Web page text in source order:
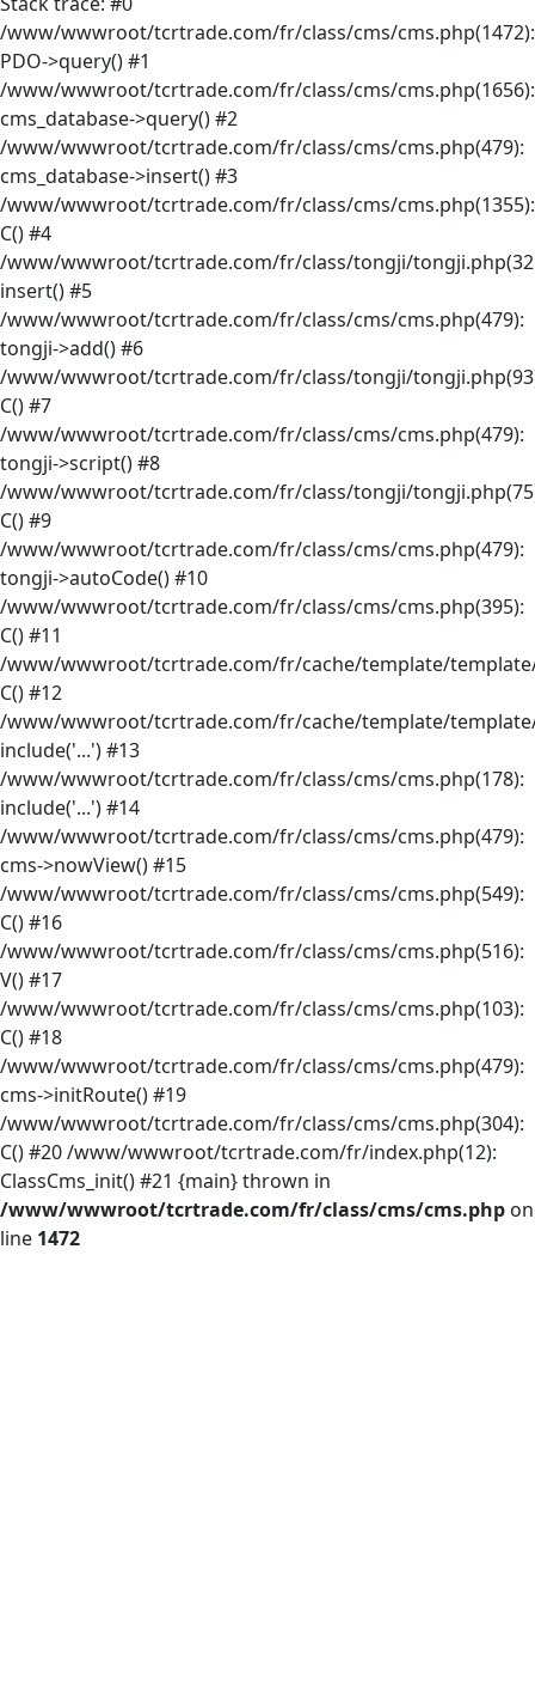
/www/wwwroot/tcrtrade.com/fr/class/cms/cms.php(1472):
PDO->query() #1
/www/wwwroot/tcrtrade.com/fr/class/cms/cms.php(1656):
cms_database->query() #2
/www/wwwroot/tcrtrade.com/fr/class/cms/cms.php(479):
cms_database->insert() #3
/www/wwwroot/tcrtrade.com/fr/class/cms/cms.php(1355):
C() #4
/www/wwwroot/tcrtrade.com/fr/class/tongji/
insert() #5
/www/wwwroot/tcrtrade.com/fr/class/cms/cms.php(479):
tongji->add() #6
/www/wwwroot/tcrtrade.com/fr/class/tongji/
C() #7
/www/wwwroot/tcrtrade.com/fr/class/cms/cms.php(479):
tongji->script() #8
/www/wwwroot/tcrtrade.com/fr/class/tongji/
C() #9
/www/wwwroot/tcrtrade.com/fr/class/cms/cms.php(479):
tongji->autoCode() #10
/www/wwwroot/tcrtrade.com/fr/class/cms/cms.php(395):
C() #11
/www/wwwroot/tcrtrade.com/fr/cache/template/template/
C() #12
/www/wwwroot/tcrtrade.com/fr/cache/template/template/
include('...') #13
/www/wwwroot/tcrtrade.com/fr/class/cms/cms.php(178):
include('...') #14
/www/wwwroot/tcrtrade.com/fr/class/cms/cms.php(479):
cms->nowView() #15
/www/wwwroot/tcrtrade.com/fr/class/cms/cms.php(549):
C() #16
/www/wwwroot/tcrtrade.com/fr/class/cms/cms.php(516):
V() #17
/www/wwwroot/tcrtrade.com/fr/class/cms/cms.php(103):
C() #18
/www/wwwroot/tcrtrade.com/fr/class/cms/cms.php(479):
cms->initRoute() #19
/www/wwwroot/tcrtrade.com/fr/class/cms/cms.php(304):
C() #20 /www/wwwroot/tcrtrade.com/fr/index.php(12):
ClassCms_init() #21 {main} thrown in
/www/wwwroot/tcrtrade.com/fr/class/cms/cms.php on
line 1472